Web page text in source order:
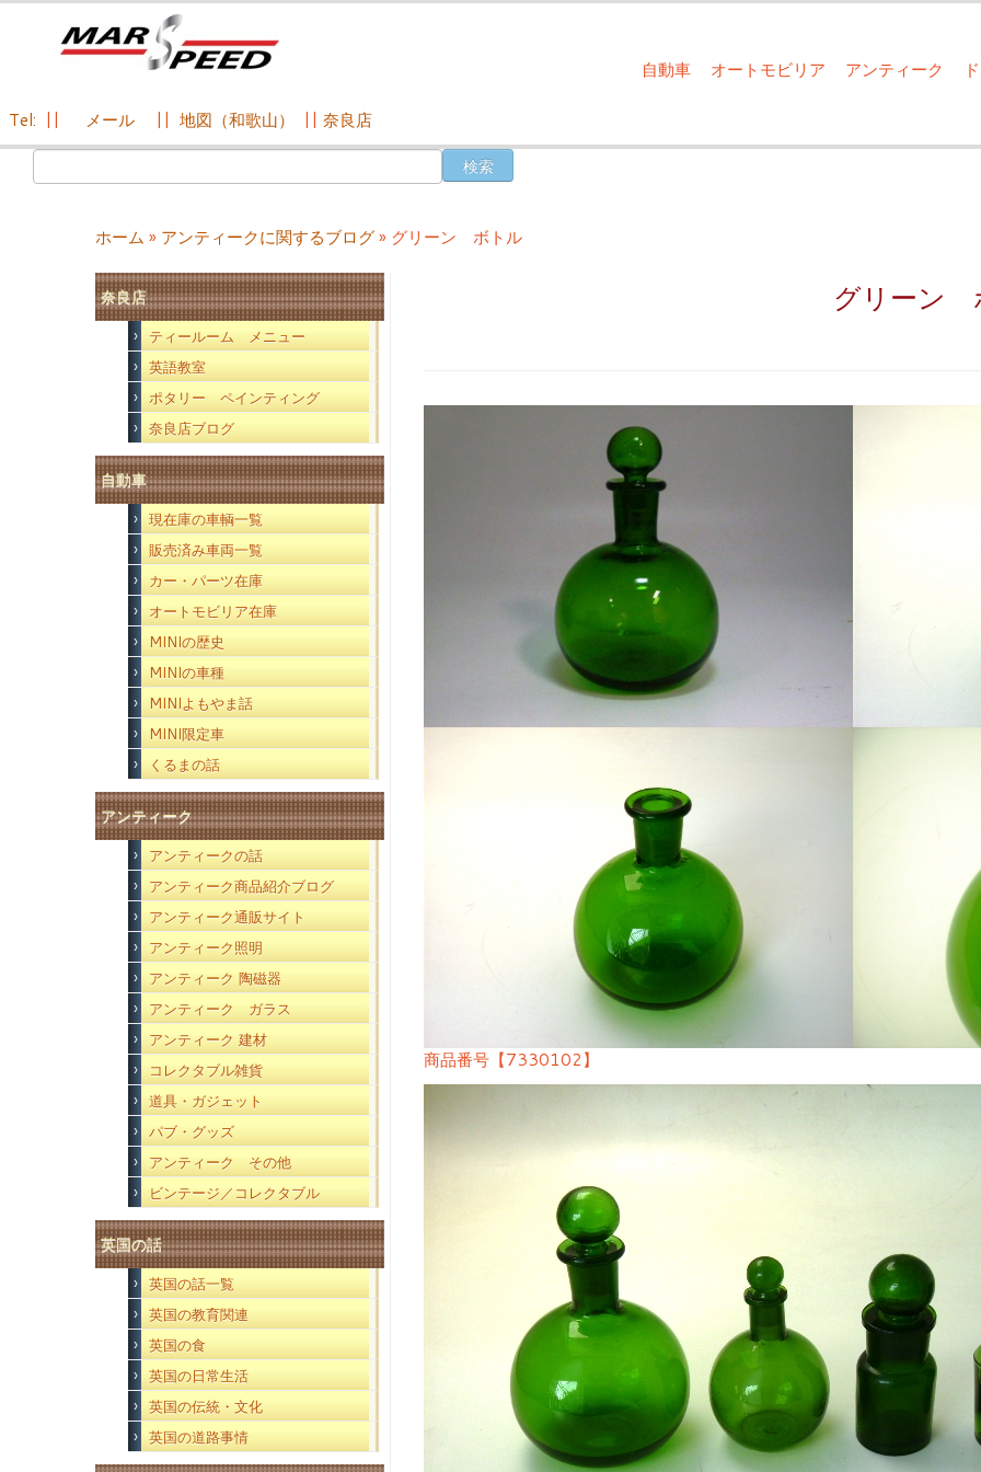
自動車 オートモビリア アンティーク
Tel: メール 地図（和歌山） 奈良店
索:
ホーム » アンティークに関するブログ» グリーン ボトル
奈良店
ティールーム メニュー
英語教室
ポタリー ペインティング
奈良店ブログ
自動車
現在庫の車輌一覧
販売済み車両一覧
カー・パーツ在庫
オートモビリア在庫
MINIの歴史
MINIの車種
MINIよもやま話
MINI限定車
くるまの話
アンティーク
アンティークの話
アンティーク商品紹介ブログ
アンティーク通販サイト
アンティーク照明
アンティーク 陶磁器
アンティーク ガラス
アンティーク 建材
コレクタブル雑貨
道具・ガジェット
パブ・グッズ
アンティーク その他
ビンテージ／コレクタブル
英国の話
英国の話一覧
英国の教育関連
英国の食
英国の日常生活
英国の伝統・文化
英国の道路事情
グリーン
商品番号【7330102】